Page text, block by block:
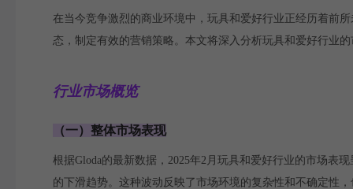
在当今竞争激烈的商业环境中，玩具和爱好行业正经历着前
态，制定有效的营销策略。本文将深入分析玩具和爱好行业
行业市场概览
（一）整体市场表现
根据Gloda的最新数据，2025年2月玩具和爱好行业的市场表
的下滑趋势。这种波动反映了市场环境的复杂性和不确定性